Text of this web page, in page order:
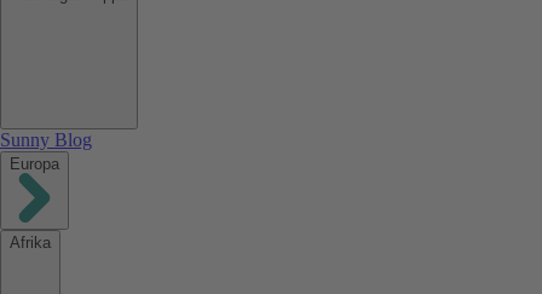
Sunny Blog
Europa
Afrika